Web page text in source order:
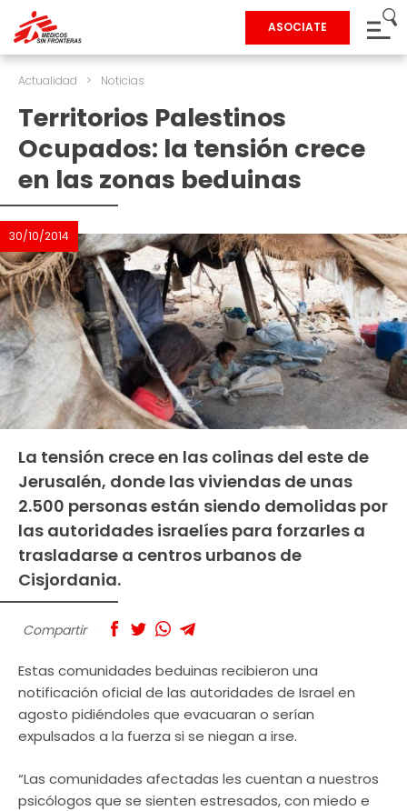
ASOCIATE
Actualidad > Noticias
Territorios Palestinos
Ocupados: la tensión crece
en las zonas beduinas
30/10/2014
La tensión crece en las colinas del este de
Jerusalén, donde las viviendas de unas
2.500 personas están siendo demolidas por
las autoridades israelíes para forzarles a
trasladarse a centros urbanos de
Cisjordania.
Compartir
Estas comunidades beduinas recibieron una
notificación oficial de las autoridades de Israel en
agosto pidiéndoles que evacuaran o serían
expulsados a la fuerza si se niegan a irse.
“Las comunidades afectadas les cuentan a nuestros
psicólogos que se sienten estresados, con miedo e